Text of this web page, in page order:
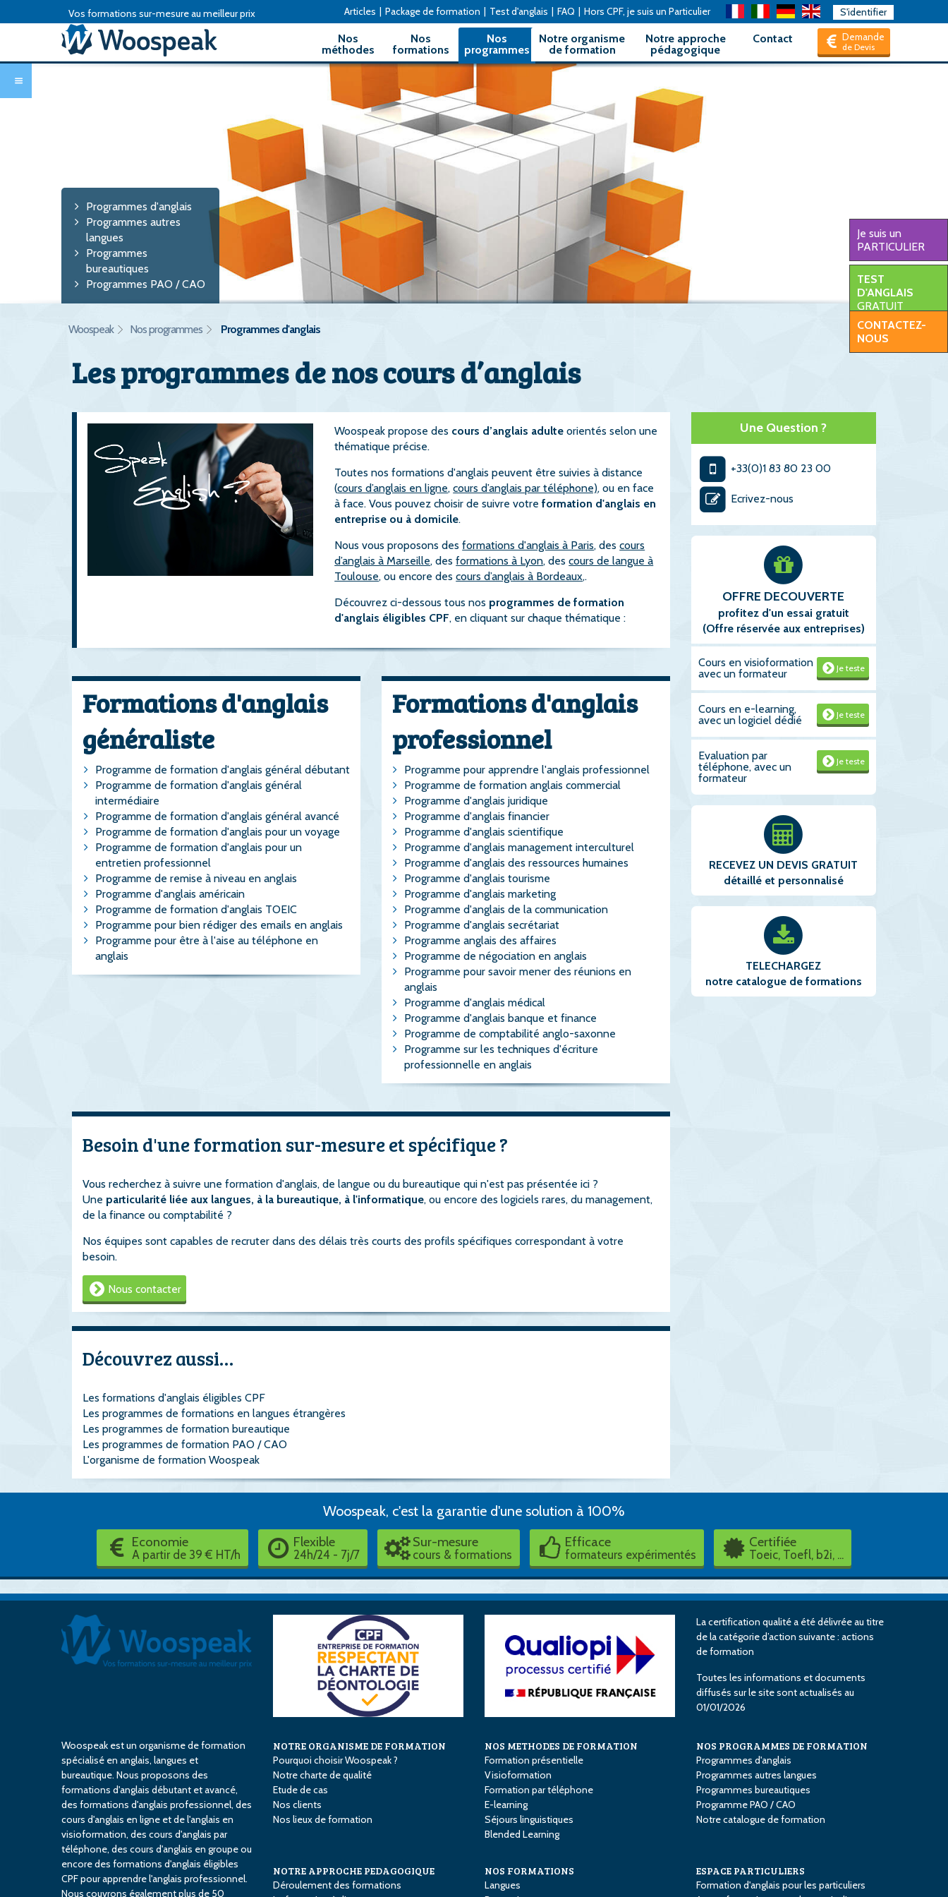
Vos formations sur-mesure au meilleur prix S'identifier
Articles | Package de formation | Test d'anglais | FAQ | Hors CPF, je suis un Particulier
Demande
de Devis
Nos
méthodes
Nos
formations
Nos
programmes
Notre organisme
de formation
Notre approche
pédagogique
Contact
Je suis un
PARTICULIER
TEST
D'ANGLAIS
GRATUIT
CONTACTEZ-
NOUS
Programmes d'anglais
Programmes autres
langues
Programmes
bureautiques
Programmes PAO / CAO
Woospeak Nos programmes Programmes d'anglais
Les programmes de nos cours d’anglais
Woospeak propose des cours d’anglais adulte orientés selon une
thématique précise.
Toutes nos formations d'anglais peuvent être suivies à distance
(cours d’anglais en ligne,cours d’anglais par téléphone), ou en face
à face. Vous pouvez choisir de suivre votreformation d'anglais en
entreprise ou à domicile.
Nous vous proposons desformations d'anglais à Paris, descours
d’anglais à Marseille, desformations à Lyon, descours de langue à
Toulouse, ou encore descours d’anglais à Bordeaux,.
Découvrez ci-dessous tous nos programmes de formation
d'anglais éligibles CPF, en cliquant sur chaque thématique :
Formations d'anglais
généraliste
Programme de formation d'anglais général débutant
Programme de formation d'anglais général
intermédiaire
Programme de formation d'anglais général avancé
Programme de formation d'anglais pour un voyage
Programme de formation d'anglais pour un
entretien professionnel
Programme de remise à niveau en anglais
Programme d'anglais américain
Programme de formation d'anglais TOEIC
Programme pour bien rédiger des emails en anglais
Programme pour être à l'aise au téléphone en
anglais
Formations d'anglais
professionnel
Programme pour apprendre l'anglais professionnel
Programme de formation anglais commercial
Programme d'anglais juridique
Programme d'anglais financier
Programme d'anglais scientifique
Programme d'anglais management interculturel
Programme d'anglais des ressources humaines
Programme d'anglais tourisme
Programme d'anglais marketing
Programme d'anglais de la communication
Programme d'anglais secrétariat
Programme anglais des affaires
Programme de négociation en anglais
Programme pour savoir mener des réunions en
anglais
Programme d'anglais médical
Programme d'anglais banque et finance
Programme de comptabilité anglo-saxonne
Programme sur les techniques d'écriture
professionnelle en anglais
Besoin d'une formation sur-mesure et spécifique ?
Vous recherchez à suivre une formation d'anglais, de langue ou du bureautique qui n'est pas présentée ici ?
Une particularité liée aux langues, à la bureautique, à l'informatique, ou encore des logiciels rares, du management,
de la finance ou comptabilité ?
Nos équipes sont capables de recruter dans des délais très courts des profils spécifiques correspondant à votre
besoin.
Nous contacter
Découvrez aussi…
Les formations d'anglais éligibles CPF
Les programmes de formations en langues étrangères
Les programmes de formation bureautique
Les programmes de formation PAO / CAO
L'organisme de formation Woospeak
Une Question ?
+33(0)1 83 80 23 00
Ecrivez-nous
OFFRE DECOUVERTE
profitez d'un essai gratuit
(Offre réservée aux entreprises)
Je teste
Cours en visioformation
avec un formateur
Je teste
Cours en e-learning,
avec un logiciel dédié
Je teste
Evaluation par
téléphone, avec un
formateur
RECEVEZ UN DEVIS GRATUIT
détaillé et personnalisé
TELECHARGEZ
notre catalogue de formations
Woospeak, c'est la garantie d'une solution à 100%
Economie
A partir de 39 € HT/h
Flexible
24h/24 - 7j/7
Sur-mesure
cours & formations
Efficace
formateurs expérimentés
Certifiée
Toeic, Toefl, b2i, ...
La certification qualité a été délivrée au titre
de la catégorie d’action suivante : actions
de formation
Toutes les informations et documents
diffusés sur le site sont actualisés au
01/01/2026
Woospeak est un organisme de formation
spécialisé en anglais, langues et
bureautique. Nous proposons des
formations d'anglais débutant et avancé,
des formations d'anglais professionnel, des
cours d'anglais en ligne et de l'anglais en
visioformation, des cours d'anglais par
téléphone, des cours d'anglais en groupe ou
encore des formations d'anglais éligibles
CPF pour apprendre l'anglais professionnel.
Nous couvrons également plus de 50
NOTRE ORGANISME DE FORMATION
Pourquoi choisir Woospeak ?
Notre charte de qualité
Etude de cas
Nos clients
Nos lieux de formation
NOTRE APPROCHE PEDAGOGIQUE
Déroulement des formations
NOS METHODES DE FORMATION
Formation présentielle
Visioformation
Formation par téléphone
E-learning
Séjours linguistiques
Blended Learning
NOS FORMATIONS
Langues
NOS PROGRAMMES DE FORMATION
Programmes d'anglais
Programmes autres langues
Programmes bureautiques
Programme PAO / CAO
Notre catalogue de formation
ESPACE PARTICULIERS
Formation d'anglais pour les particuliers